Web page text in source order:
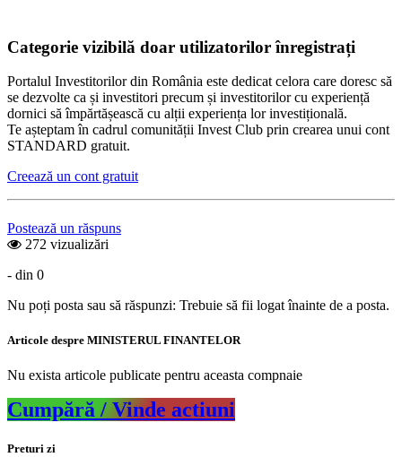
Categorie vizibilă doar utilizatorilor înregistrați
Portalul Investitorilor din România este dedicat celora care doresc să
se dezvolte ca și investitori precum și investitorilor cu experiență
dornici să împărtășească cu alții experiența lor investițională.
Te așteptam în cadrul comunității Invest Club prin crearea unui cont
STANDARD gratuit.
Creează un cont gratuit
Postează un răspuns
272 vizualizări
- din 0
Nu poți posta sau să răspunzi: Trebuie să fii logat înainte de a posta.
Articole despre MINISTERUL FINANTELOR
Nu exista articole publicate pentru aceasta compnaie
Cumpără / Vinde actiuni
Preturi zi